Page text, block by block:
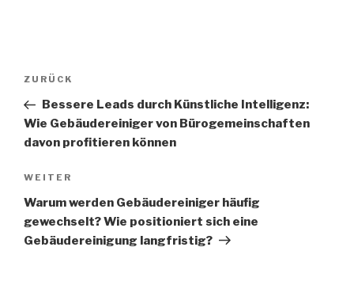
ZURÜCK
Bessere Leads durch Künstliche Intelligenz:
Wie Gebäudereiniger von Bürogemeinschaften
davon profitieren können
WEITER
Warum werden Gebäudereiniger häufig
gewechselt? Wie positioniert sich eine
Gebäudereinigung langfristig?